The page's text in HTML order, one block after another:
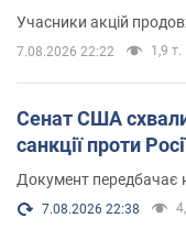
Учасники акцій
7.08.2026 22:22 1,9 т.
Сенат США
санкції проти
Документ передбачає
7.08.2026 22:38